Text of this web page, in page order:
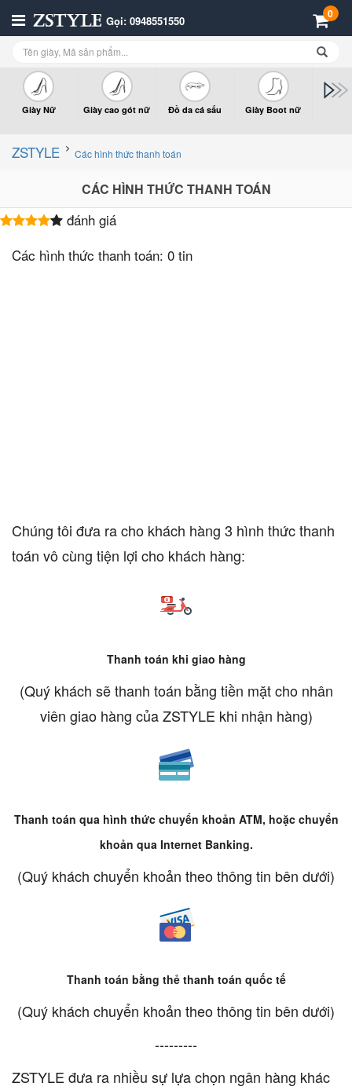
Gọi: 0948551550 0
Giày Nữ Giày cao gót nữ Đồ da cá sấu Giày Boot nữ
ZSTYLE Các hình thức thanh toán
CÁC HÌNH THỨC THANH TOÁN
đánh giá
Các hình thức thanh toán: 0 tin
Chúng tôi đưa ra cho khách hàng 3 hình thức thanh
toán vô cùng tiện lợi cho khách hàng:
Thanh toán khi giao hàng
(Quý khách sẽ thanh toán bằng tiền mặt cho nhân
viên giao hàng của ZSTYLE khi nhận hàng)
Thanh toán qua hình thức chuyển khoản ATM, hoặc chuyển
khoản qua Internet Banking.
(Quý khách chuyển khoản theo thông tin bên dưới)
Thanh toán bằng thẻ thanh toán quốc tế
(Quý khách chuyển khoản theo thông tin bên dưới)
---------
ZSTYLE đưa ra nhiều sự lựa chọn ngân hàng khác